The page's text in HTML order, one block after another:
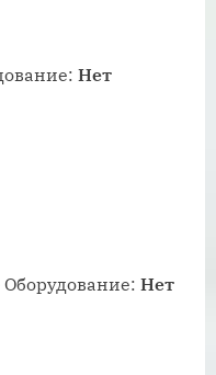
Нет
Оборудование: Нет